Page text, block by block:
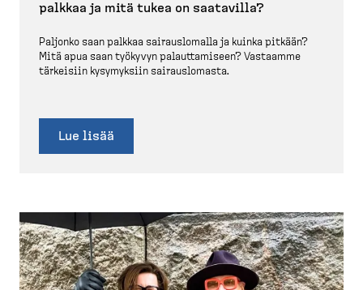
palkkaa ja mitä tukea on saatavilla?
Paljonko saan palkkaa sairaus­lomalla ja kuinka pitkään?
Mitä apua saan työkyvyn palaut­ta­miseen? Vastaamme
tärkeisiin kysymyksiin sairaus­lomasta.
Lue lisää